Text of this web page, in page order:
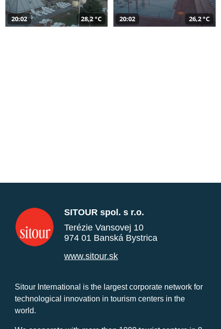
20:02 28,2 °C 20:02 26,2 °C
SITOUR spol. s r.o.
Terézie Vansovej 10
974 01 Banská Bystrica
www.sitour.sk
Sitour International is the largest corporate network for
technological innovation in tourism centers in the
world.